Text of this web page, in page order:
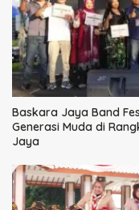
Baskara Jaya Band
Generasi Muda di
Jaya